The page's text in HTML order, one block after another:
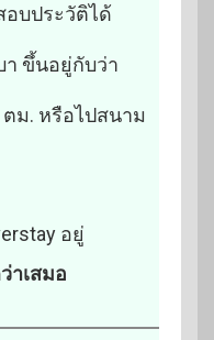
บประวัติได้
า ขึ้นอยู่กับว่า
ม. หรือไปสนาม
อยู่
าเสมอ